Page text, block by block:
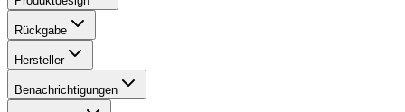
Rückgabe
Hersteller
Benachrichtigungen